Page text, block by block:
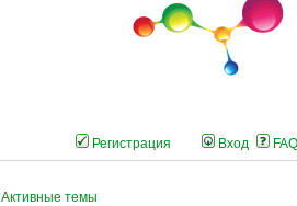
Регистрация Вход FAQ
Активные темы